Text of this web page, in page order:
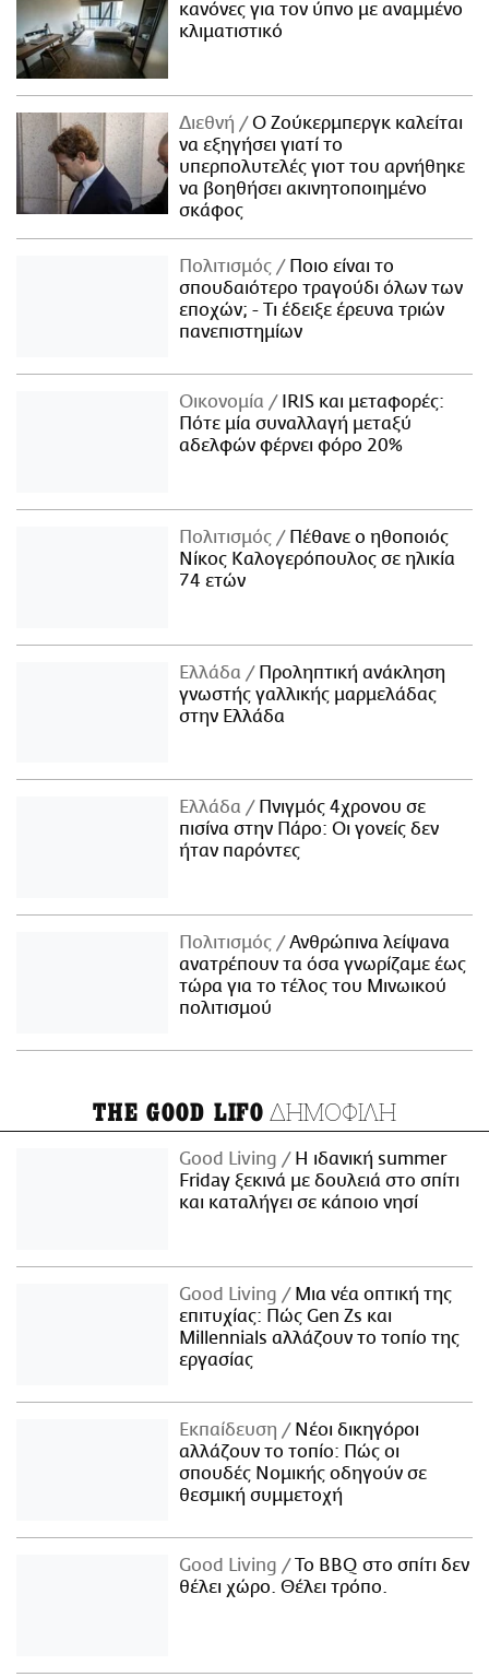
κανόνες για τον ύπνο με αναμμένο
κλιματιστικό
Διεθνή
Ο Ζούκερμπεργκ καλείται
να εξηγήσει γιατί το
υπερπολυτελές γιοτ του αρνήθηκε
να βοηθήσει ακινητοποιημένο
σκάφος
Πολιτισμός
Ποιο είναι το
σπουδαιότερο τραγούδι όλων των
εποχών; - Τι έδειξε έρευνα τριών
πανεπιστημίων
Οικονομία
IRIS και μεταφορές:
Πότε μία συναλλαγή μεταξύ
αδελφών φέρνει φόρο 20%
Πολιτισμός
Πέθανε ο ηθοποιός
Νίκος Καλογερόπουλος σε ηλικία
74 ετών
Ελλάδα
Προληπτική ανάκληση
γνωστής γαλλικής μαρμελάδας
στην Ελλάδα
Ελλάδα
Πνιγμός 4χρονου σε
πισίνα στην Πάρο: Οι γονείς δεν
ήταν παρόντες
Πολιτισμός
Ανθρώπινα λείψανα
ανατρέπουν τα όσα γνωρίζαμε έως
τώρα για το τέλος του Μινωικού
πολιτισμού
THE GOOD LIFO ΔΗΜΟΦΙΛΗ
Good Living
Η ιδανική summer
Friday ξεκινά με δουλειά στο σπίτι
και καταλήγει σε κάποιο νησί
Good Living
Μια νέα οπτική της
επιτυχίας: Πώς Gen Zs και
Millennials αλλάζουν το τοπίο της
εργασίας
Εκπαίδευση
Νέοι δικηγόροι
αλλάζουν το τοπίο: Πώς οι
σπουδές Νομικής οδηγούν σε
θεσμική συμμετοχή
Good Living
Το BBQ στο σπίτι δεν
θέλει χώρο. Θέλει τρόπο.